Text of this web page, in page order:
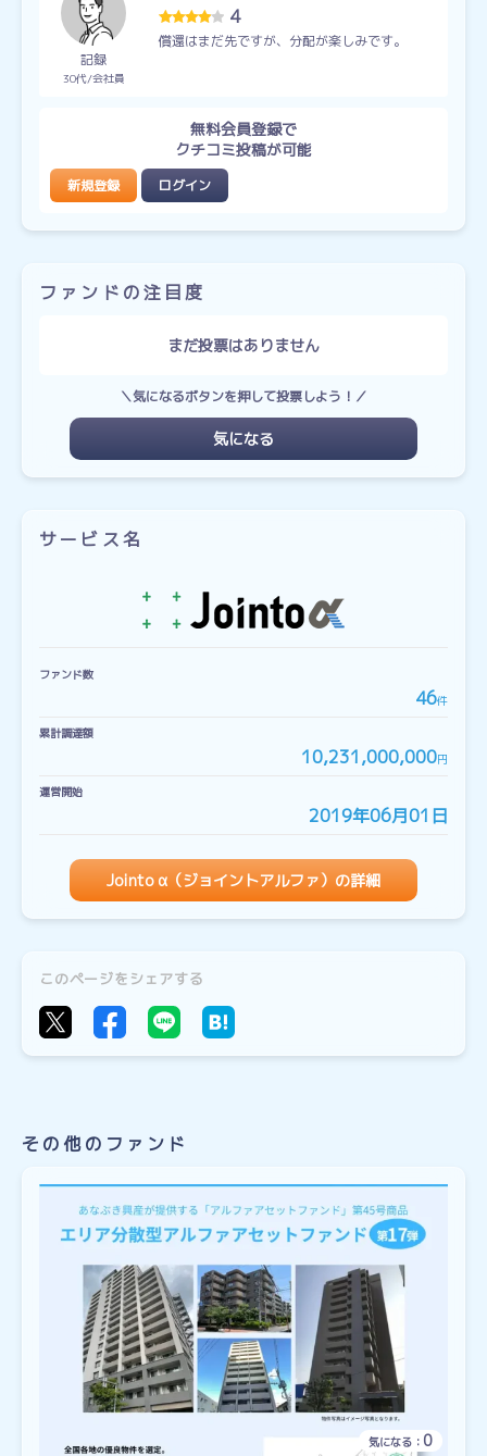
記録
30代 会社員
4
償還はまだ先ですが、分配が楽しみです。
無料会員登録で
クチコミ投稿が可能
新規登録 ログイン
ファンドの注目度
まだ投票はありません
＼気になるボタンを押して投票しよう！／
気になる
サービス名
ファンド数
46件
累計調達額
10,231,000,000円
運営開始
2019年06月01日
Jointo α（ジョイントアルファ）の詳細
このページをシェアする
その他のファンド
気になる： 0